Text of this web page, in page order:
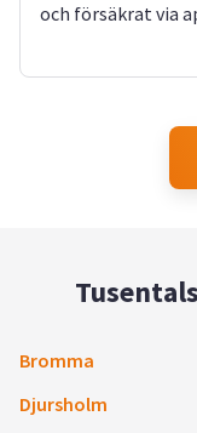
och försäkrat via
Bromma
Djursholm